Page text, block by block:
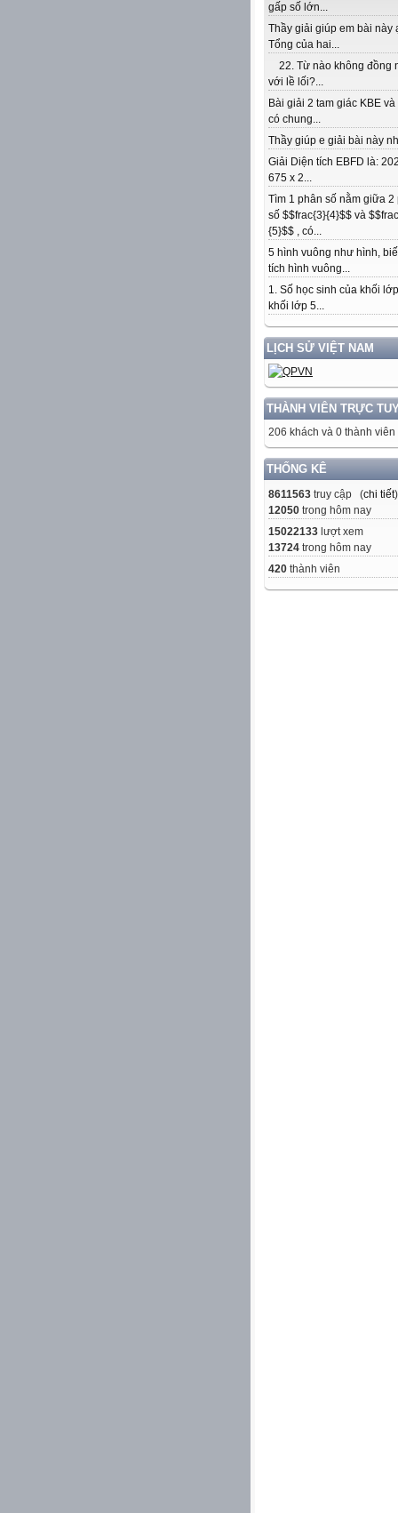
gấp số lớn...
Thầy giải giúp em bài này
Tổng của hai...
22. Từ nào không đồng
với lề lối?...
Bài giải 2 tam giác KBE và
có chung...
Thầy giúp e giải bài này
Giải Diện tích EBFD là:
675 x 2...
Tìm 1 phân số nằm giữa 2
số $$frac{3}{4}$$ và
{5}$$ , có...
5 hình vuông như hình,
tích hình vuông...
1. Số học sinh của khối
khối lớp 5...
LỊCH SỬ VIỆT NAM
THÀNH VIÊN TRỰC
206 khách và 0 thành viên
THỐNG KÊ
8611563 truy cập (chi tiết)
12050 trong hôm nay
15022133 lượt xem
13724 trong hôm nay
420 thành viên